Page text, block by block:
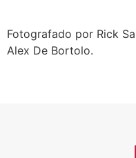
Fotografado por Rick
Alex De Bortolo.